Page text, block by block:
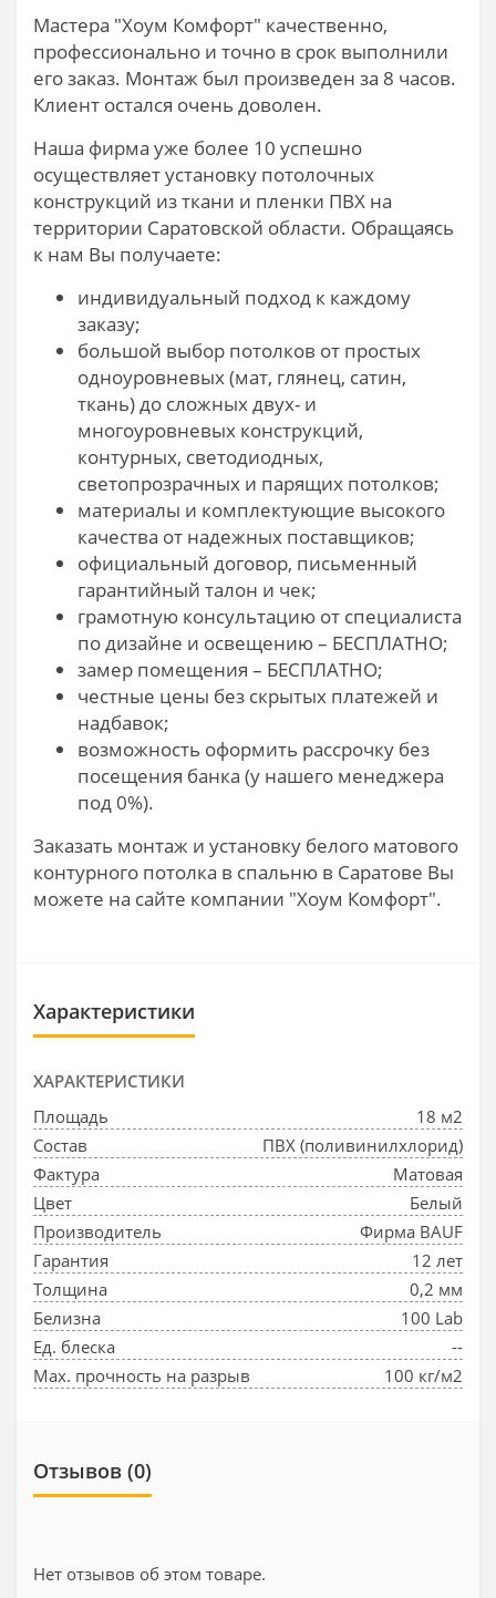
Мастера "Хоум Комфорт" качественно,
профессионально и точно в срок выполнили
его заказ. Монтаж был произведен за 8 часов.
Клиент остался очень доволен.
Наша фирма уже более 10 успешно
осуществляет установку потолочных
конструкций из ткани и пленки ПВХ на
территории Саратовской области. Обращаясь
к нам Вы получаете:
индивидуальный подход к каждому
заказу;
большой выбор потолков от простых
одноуровневых (мат, глянец, сатин,
ткань) до сложных двух- и
многоуровневых конструкций,
контурных, светодиодных,
светопрозрачных и парящих потолков;
материалы и комплектующие высокого
качества от надежных поставщиков;
официальный договор, письменный
гарантийный талон и чек;
грамотную консультацию от специалиста
по дизайне и освещению – БЕСПЛАТНО;
замер помещения – БЕСПЛАТНО;
честные цены без скрытых платежей и
надбавок;
возможность оформить рассрочку без
посещения банка (у нашего менеджера
под 0%).
Заказать монтаж и установку белого матового
контурного потолка в спальню в Саратове Вы
можете на сайте компании "Хоум Комфорт".
Характеристики
ХАРАКТЕРИСТИКИ
Площадь
18 м2
Состав
ПВХ (поливинилхлорид)
Фактура
Матовая
Цвет
Белый
Производитель
Фирма BAUF
Гарантия
12 лет
Толщина
0,2 мм
Белизна
100 Lab
Ед. блеска
--
Max. прочность на разрыв
100 кг/м2
Отзывов (0)
Нет отзывов об этом товаре.